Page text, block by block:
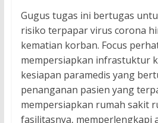
Gugus tugas ini bertugas
risiko terpapar virus corona
kematian korban. Focus
mempersiapkan infrastuktur
kesiapan paramedis yang
penanganan pasien yang
mempersiapkan rumah sakit
fasilitasnya, memperlengkapi